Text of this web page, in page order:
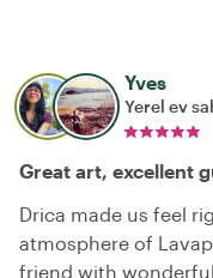
Yves
Yerel ev
Great art, excellent
Drica made us feel
atmosphere of
friend with